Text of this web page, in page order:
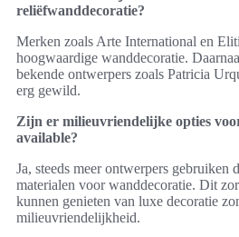
reliëfwanddecoratie?
Merken zoals Arte International en
hoogwaardige wanddecoratie.
bekende ontwerpers zoals Patricia
erg gewild.
Zijn er milieuvriendelijke opties
available?
Ja, steeds meer ontwerpers gebruiken
materialen voor wanddecoratie. Dit
kunnen genieten van luxe decoratie
milieuvriendelijkheid.